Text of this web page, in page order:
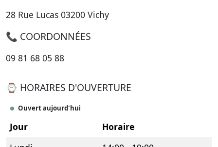
28 Rue Lucas 03200 Vichy
📞 COORDONNÉES
09 81 68 05 88
⌚ HORAIRES D'OUVERTURE
Ouvert aujourd'hui
Jour
Horaire